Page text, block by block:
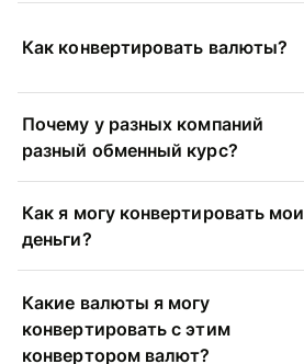
Как конвертировать валюты?
Почему у разных компаний
разный обменный курс?
Как я могу конвертировать мои
деньги?
Какие валюты я могу
конвертировать с этим
конвертором валют?